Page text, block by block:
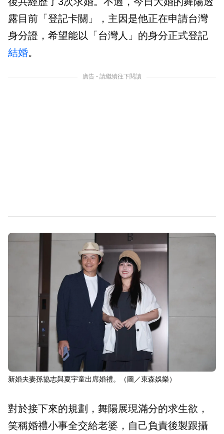
露目前「登記卡關」，主因是他正在申請台灣
身分證，希望能以「台灣人」的身分正式登記
結婚。
廣告 - 請繼續往下閱讀
新婚夫妻孫協志與夏宇童出席婚禮。（圖／東森娛樂）
對於接下來的規劃，舞陽展現滿分的求生欲，
笑稱婚禮小事全交給老婆，自己負責後製跟攝